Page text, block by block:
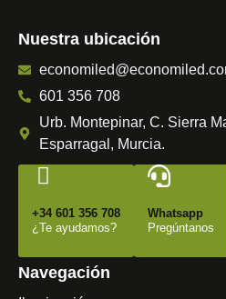
Nuestra ubicación
601 356 708
Urb. Montepinar, C. Sierra
Esparragal, Murcia.
+34 601 356 708
¿Te ayudamos?
Whatsapp
Pregúntanos
Navegación